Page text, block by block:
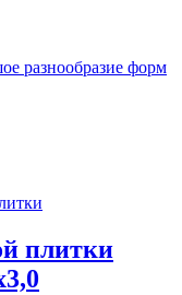
разнообразие форм
плитки